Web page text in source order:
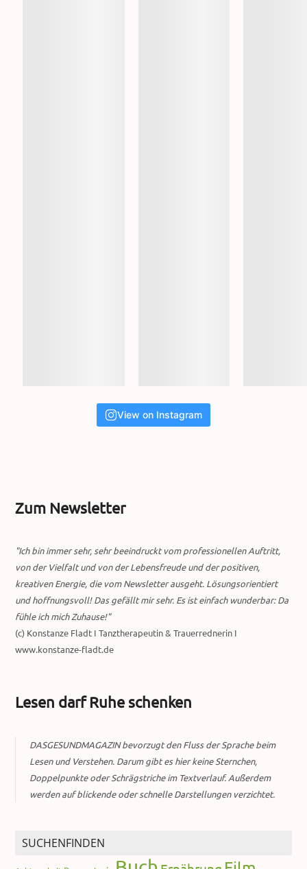
View on Instagram
Zum Newsletter
"Ich bin immer sehr, sehr beeindruckt vom professionellen Auftritt,
von der Vielfalt und von der Lebensfreude und der positiven,
kreativen Energie, die vom Newsletter ausgeht. Lösungsorientiert
und hoffnungsvoll! Das gefällt mir sehr. Es ist einfach wunderbar: Da
fühle ich mich Zuhause!"
(c) Konstanze Fladt I Tanztherapeutin & Trauerrednerin I
www.konstanze-fladt.de
Lesen darf Ruhe schenken
DASGESUNDMAGAZIN bevorzugt den Fluss der Sprache beim
Lesen und Verstehen. Darum gibt es hier keine Sternchen,
Doppelpunkte oder Schrägstriche im Textverlauf. Außerdem
werden auf blickende oder schnelle Darstellungen verzichtet.
SUCHENFINDEN